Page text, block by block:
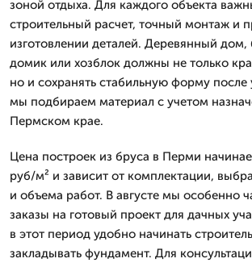
зоной отдыха. Для каждого объекта
строительный расчет, точный монтаж и
изготовлении деталей. Деревянный дом,
домик или хозблок должны не только
но и сохранять стабильную форму
мы подбираем материал с учетом
Пермском крае.
Цена построек из бруса в Перми
руб/м² и зависит от комплектации,
и объема работ. В августе мы особенно
заказы на готовый проект для дачных
в этот период удобно начинать
закладывать фундамент. Для